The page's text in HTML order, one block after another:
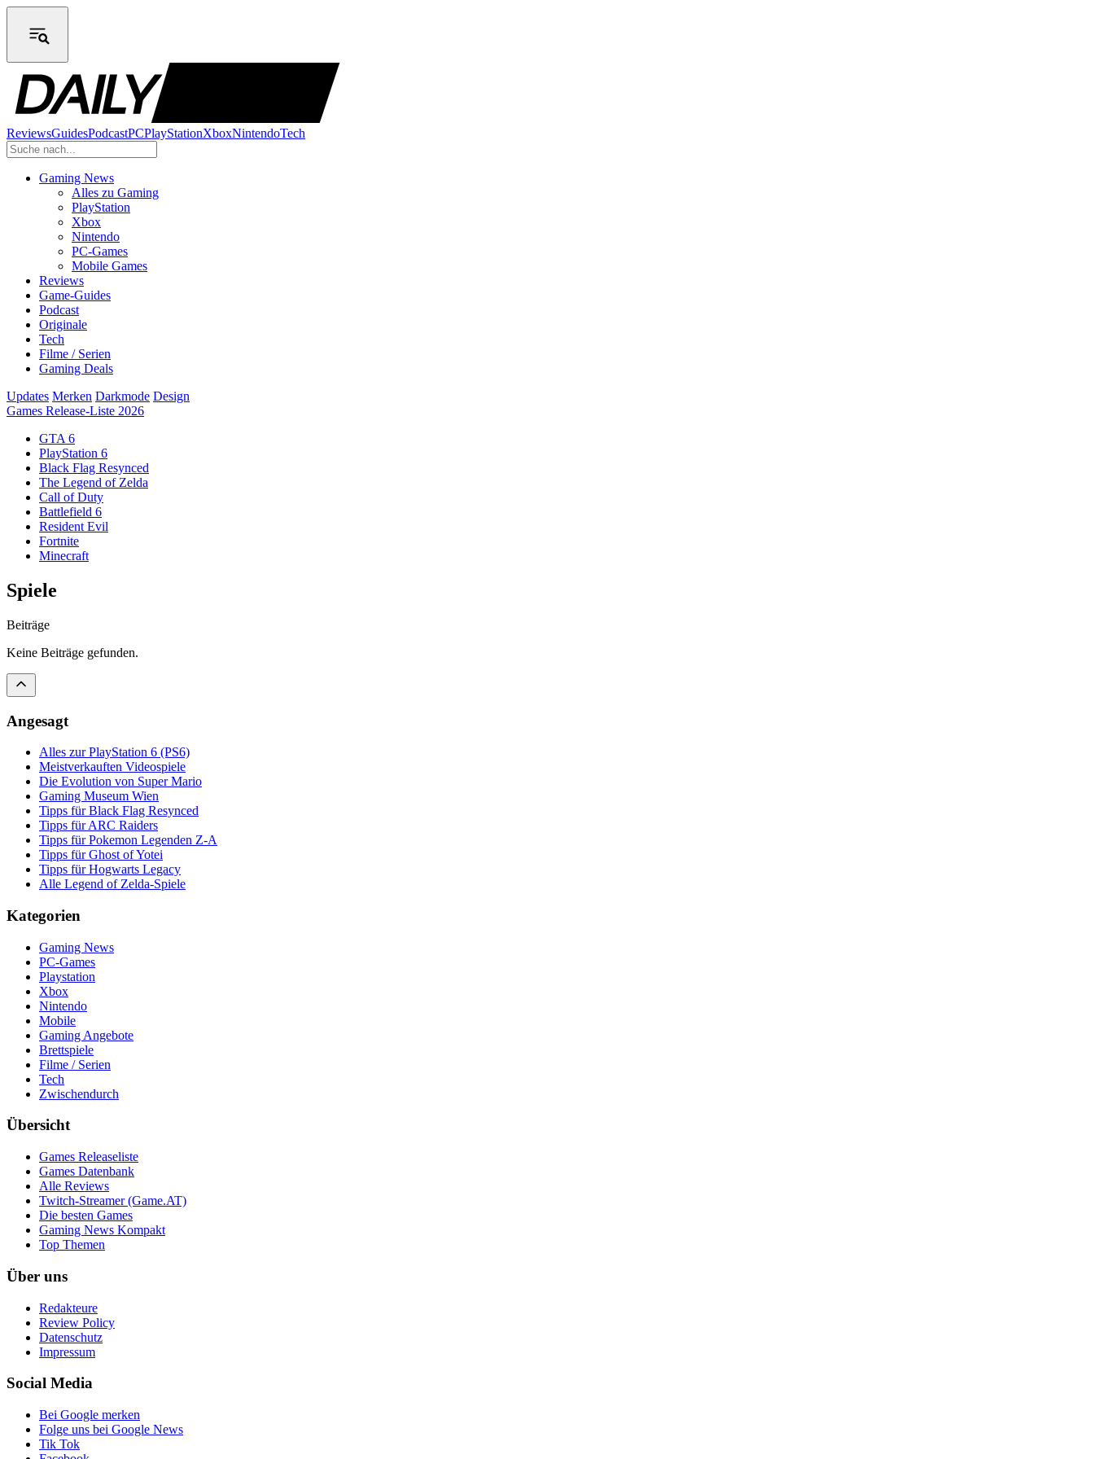
ReviewsGuidesPodcastPCPlayStationXboxNintendoTech
Gaming News
Alles zu Gaming
PlayStation
Xbox
Nintendo
PC-Games
Mobile Games
Reviews
Game-Guides
Podcast
Originale
Tech
Filme / Serien
Gaming Deals
Updates Merken Darkmode Design
Games Release-Liste 2026
GTA 6
PlayStation 6
Black Flag Resynced
The Legend of Zelda
Call of Duty
Battlefield 6
Resident Evil
Fortnite
Minecraft
Spiele
Beiträge
Keine Beiträge gefunden.
Angesagt
Alles zur PlayStation 6 (PS6)
Meistverkauften Videospiele
Die Evolution von Super Mario
Gaming Museum Wien
Tipps für Black Flag Resynced
Tipps für ARC Raiders
Tipps für Pokemon Legenden Z-A
Tipps für Ghost of Yotei
Tipps für Hogwarts Legacy
Alle Legend of Zelda-Spiele
Kategorien
Gaming News
PC-Games
Playstation
Xbox
Nintendo
Mobile
Gaming Angebote
Brettspiele
Filme / Serien
Tech
Zwischendurch
Übersicht
Games Releaseliste
Games Datenbank
Alle Reviews
Twitch-Streamer (Game.AT)
Die besten Games
Gaming News Kompakt
Top Themen
Über uns
Redakteure
Review Policy
Datenschutz
Impressum
Social Media
Bei Google merken
Folge uns bei Google News
Tik Tok